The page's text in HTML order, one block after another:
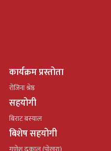
कार्यक्रम प्रस्तोता
रोजिना श्रेष्ठ
सहयोगी
बिराट बस्याल
बिशेष सहयोगी